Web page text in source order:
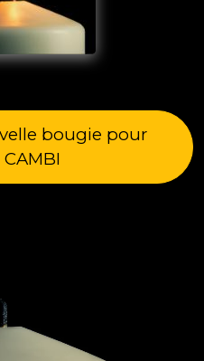
bougie pour